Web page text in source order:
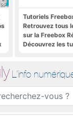
Tutoriels
Retrouvez tous
sur la Freebox
Découvrez les
Freebox Server,
L'info